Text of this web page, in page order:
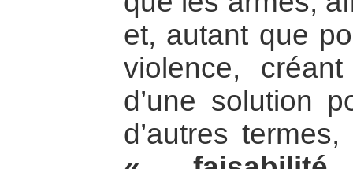
et, autant que
violence,
d’une solution
d’autres termes,